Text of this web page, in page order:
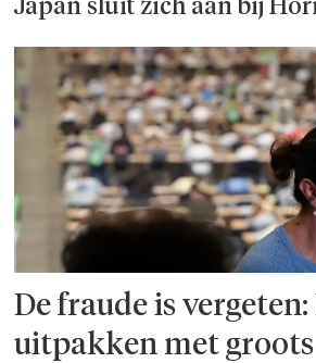
Japan sluit zich aan bij
De fraude is
uitpakken met